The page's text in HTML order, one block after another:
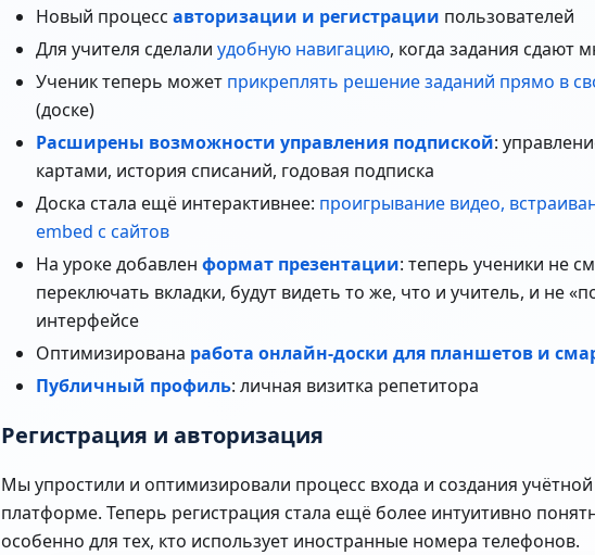
Новый процесс авторизации и регистрации пользователей
Для учителя сделали удобную навигацию, когда задания сдают
Ученик теперь может прикреплять решение заданий прямо в
(доске)
Расширены возможности управления подпиской:
картами, история списаний, годовая подписка
Доска стала ещё интерактивнее: проигрывание видео,
embed с сайтов
На уроке добавлен формат презентации: теперь ученики не
переключать вкладки, будут видеть то же, что и учитель, и не
интерфейсе
Оптимизирована работа онлайн-доски для планшетов и
Публичный профиль: личная визитка репетитора
Регистрация и авторизация
Мы упростили и оптимизировали процесс входа и создания
платформе. Теперь регистрация стала ещё более интуитивно
особенно для тех, кто использует иностранные номера телефонов.